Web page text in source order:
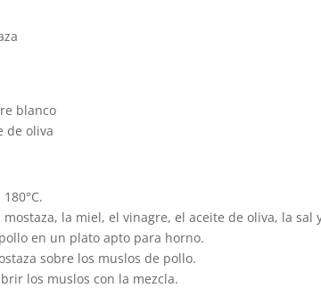
blanco
de oliva
mostaza, la miel, el vinagre, el aceite de oliva, la sal
en un plato apto para horno.
sobre los muslos de pollo.
los muslos con la mezcla.